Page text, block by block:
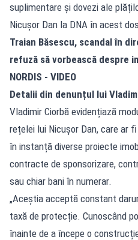
suplimentare și dovezi ale
Nicușor Dan la DNA în acest
Traian Băsescu, scandal în
refuză să vorbească despre
NORDIS - VIDEO
Detalii din denunțul lui
Vladimir Ciorbă evidențiază
rețelei lui Nicușor Dan, care ar
în instanță diverse proiecte
contracte de sponsorizare,
sau chiar bani în numerar.
„Aceștia acceptă constant
taxă de protecție. Cunoscând
înainte de a începe o